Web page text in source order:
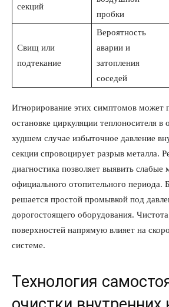
секций
пробки
Свищ или
подтекание
Вероятность
аварии и
затопления
соседей
Игнорирование этих симптомов может
остановке циркуляции теплоносителя в
худшем случае избыточное давление
секции спровоцирует разрыв металла.
диагностика позволяет выявить слабые
официального отопительного периода.
решается простой промывкой под
дорогостоящего оборудования.
поверхностей напрямую влияет на
системе.
Технология